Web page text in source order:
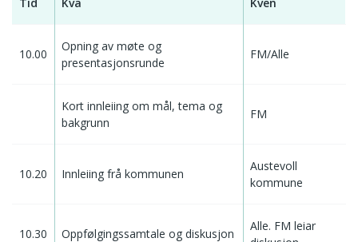
10.00
Opning av møte og
presentasjonsrunde
FM/Alle
Kort innleiing om mål, tema og
bakgrunn
FM
10.20 Innleiing frå kommunen
Austevoll
kommune
10.30 Oppfølgingssamtale og diskusjon
Alle. FM leiar